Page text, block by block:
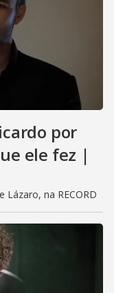
por
ele fez |
Lázaro, na RECORD